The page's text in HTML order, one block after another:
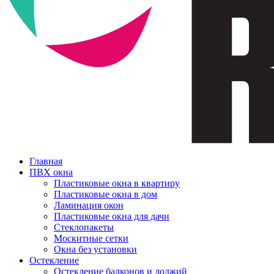
Главная
ПВХ окна
Пластиковые окна в квартиру
Пластиковые окна в дом
Ламинация окон
Пластиковые окна для дачи
Стеклопакеты
Москитные сетки
Окна без установки
Остекление
Остекление балконов и лоджий